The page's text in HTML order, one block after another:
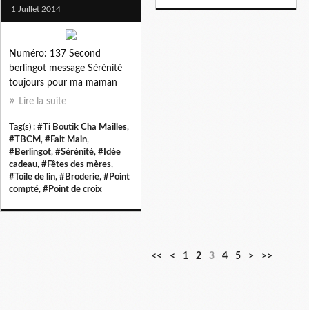
1 Juillet 2014
Numéro: 137 Second
berlingot message Sérénité
toujours pour ma maman
Lire la suite
Tag(s) : #Ti Boutik Cha Mailles,
#TBCM, #Fait Main,
#Berlingot, #Sérénité, #Idée
cadeau, #Fêtes des mères,
#Toile de lin, #Broderie, #Point
compté, #Point de croix
<< < 1 2 3 4 5 > >>